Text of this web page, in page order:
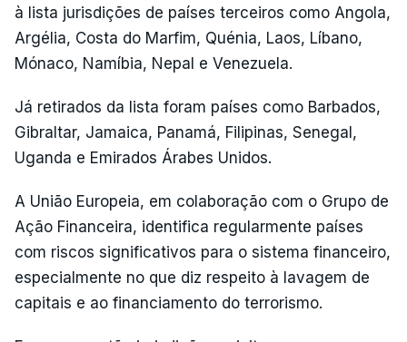
à lista jurisdições de países terceiros como Angola,
Argélia, Costa do Marfim, Quénia, Laos, Líbano,
Mónaco, Namíbia, Nepal e Venezuela.
Já retirados da lista foram países como Barbados,
Gibraltar, Jamaica, Panamá, Filipinas, Senegal,
Uganda e Emirados Árabes Unidos.
A União Europeia, em colaboração com o Grupo de
Ação Financeira, identifica regularmente países
com riscos significativos para o sistema financeiro,
especialmente no que diz respeito à lavagem de
capitais e ao financiamento do terrorismo.